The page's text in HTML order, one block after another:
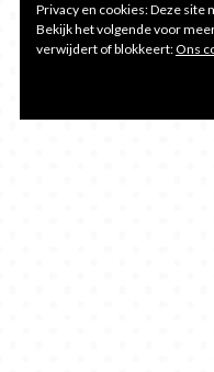
Privacy en cookies: Deze site
Bekijk het volgende voor
verwijdert of blokkeert:Ons